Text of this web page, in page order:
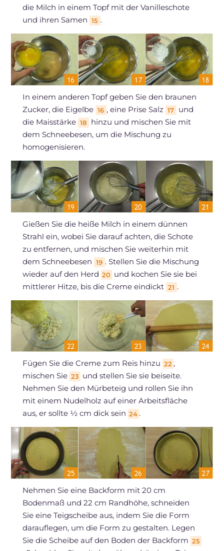
die Milch in einem Topf mit der Vanilleschote
und ihren Samen 15 .
In einem anderen Topf geben Sie den braunen
Zucker, die Eigelbe 16 , eine Prise Salz 17
und
die Maisstärke 18
hinzu und mischen Sie mit
dem Schneebesen, um die Mischung zu
homogenisieren.
Gießen Sie die heiße Milch in einem dünnen
Strahl ein, wobei Sie darauf achten, die Schote
zu entfernen, und mischen Sie weiterhin mit
dem Schneebesen 19 . Stellen Sie die Mischung
wieder auf den Herd 20 und kochen Sie sie bei
mittlerer Hitze, bis die Creme eindickt 21 .
Fügen Sie die Creme zum Reis hinzu 22 ,
mischen Sie 23 und stellen Sie sie beiseite.
Nehmen Sie den Mürbeteig und rollen Sie ihn
mit einem Nudelholz auf einer Arbeitsfläche
aus, er sollte ½ cm dick sein 24 .
Nehmen Sie eine Backform mit 20 cm
Bodenmaß und 22 cm Randhöhe, schneiden
Sie eine Teigscheibe aus, indem Sie die Form
darauflegen, um die Form zu gestalten. Legen
Sie die Scheibe auf den Boden der Backform 25